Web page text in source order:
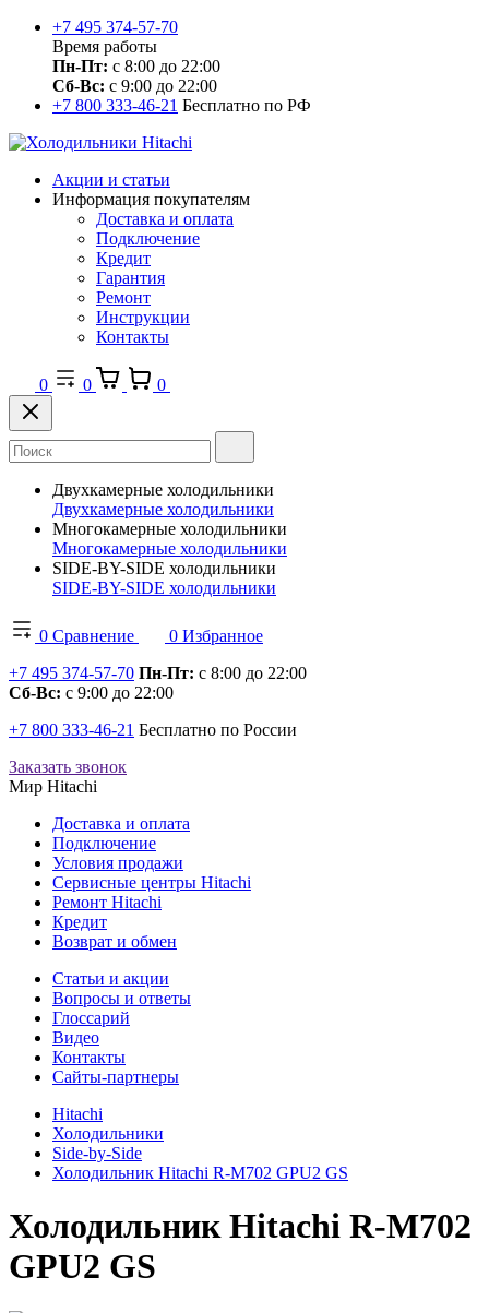
+7 495 374-57-70
Время работы
Пн-Пт: с 8:00 до 22:00
Сб-Вс: с 9:00 до 22:00
+7 800 333-46-21 Бесплатно по РФ
Акции и статьи
Информация покупателям
Доставка и оплата
Подключение
Кредит
Гарантия
Ремонт
Инструкции
Контакты
0 0 0
Двухкамерные холодильники
Двухкамерные холодильники
Многокамерные холодильники
Многокамерные холодильники
SIDE-BY-SIDE холодильники
SIDE-BY-SIDE холодильники
0 Сравнение 0 Избранное
+7 495 374-57-70 Пн-Пт: с 8:00 до 22:00
Сб-Вс: с 9:00 до 22:00
+7 800 333-46-21 Бесплатно по России
Заказать звонок
Мир Hitachi
Доставка и оплата
Подключение
Условия продажи
Сервисные центры Hitachi
Ремонт Hitachi
Кредит
Возврат и обмен
Cтатьи и акции
Вопросы и ответы
Глоссарий
Видео
Контакты
Сайты-партнеры
Hitachi
Холодильники
Side-by-Side
Холодильник Hitachi R-M702 GPU2 GS
ХолодильникHitachi R-M702
GPU2 GS